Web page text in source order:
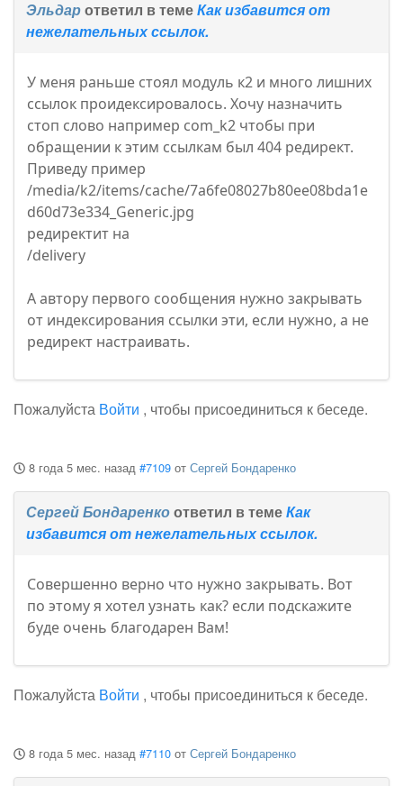
Эльдарответил в темеКак избавится от
нежелательных ссылок.
У меня раньше стоял модуль к2 и много лишних
ссылок проидексировалось. Хочу назначить
стоп слово например com_k2 чтобы при
обращении к этим ссылкам был 404 редирект.
Приведу пример
/media/k2/items/cache/7a6fe08027b80ee08bda1e
d60d73e334_Generic.jpg
редиректит на
/delivery
А автору первого сообщения нужно закрывать
от индексирования ссылки эти, если нужно, а не
редирект настраивать.
Пожалуйста Войти , чтобы присоединиться к беседе.
8 года 5 мес. назад #7109 от Сергей Бондаренко
Сергей Бондаренкоответил в темеКак
избавится от нежелательных ссылок.
Совершенно верно что нужно закрывать. Вот
по этому я хотел узнать как? если подскажите
буде очень благодарен Вам!
Пожалуйста Войти , чтобы присоединиться к беседе.
8 года 5 мес. назад #7110 от Сергей Бондаренко